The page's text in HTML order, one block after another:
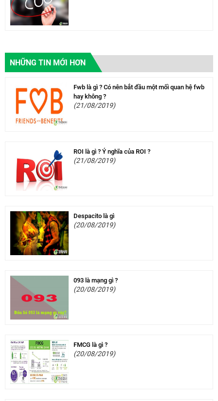
NHỮNG TIN MỚI HƠN
Fwb là gì ? Có nên bắt đầu một mối quan hệ fwb
hay không ?
(21/08/2019)
ROI là gì ? Ý nghĩa của ROI ?
(21/08/2019)
Despacito là gì
(20/08/2019)
093 là mạng gì ?
(20/08/2019)
FMCG là gì ?
(20/08/2019)